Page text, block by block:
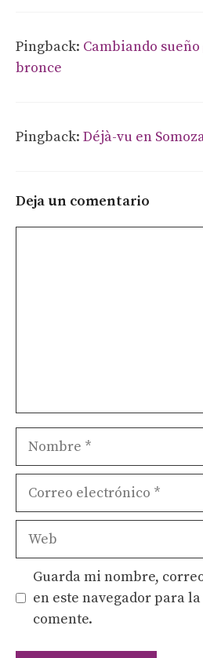
Pingback: Cambiando
bronce
Pingback: Déjà-vu en
Deja un comentario
Nombre
Correo
Web
Guarda mi nombre,
en este navegador para
comente.